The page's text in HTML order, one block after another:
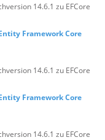
14.6.1 zu EFCore
Framework Core
14.6.1 zu EFCore
Framework Core
14.6.1 zu EFCore